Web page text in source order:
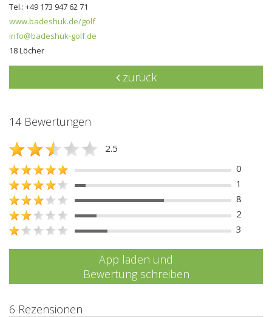
Tel.: +49 173 947 62 71
www.badeshuk.de/golf
info@badeshuk-golf.de
18 Löcher
zurück
14 Bewertungen
2.5
0
1
8
2
3
App laden und
Bewertung schreiben
6 Rezensionen